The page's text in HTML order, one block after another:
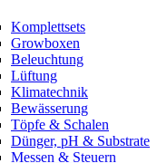
Komplettsets
Growboxen
Beleuchtung
Lüftung
Klimatechnik
Bewässerung
Töpfe & Schalen
Dünger, pH & Substrate
Messen & Steuern